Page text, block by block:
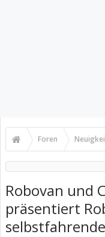
Foren
Robovan und
präsentiert